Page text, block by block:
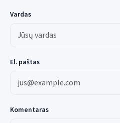
Vardas
El. paštas
Komentaras